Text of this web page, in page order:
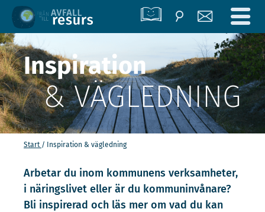
Inspiration
& VÄGLEDNING
Start Inspiration & vägledning
Arbetar du inom kommunens verksamheter,
i näringslivet eller är du kommuninvånare?
Bli inspirerad och läs mer om vad du kan